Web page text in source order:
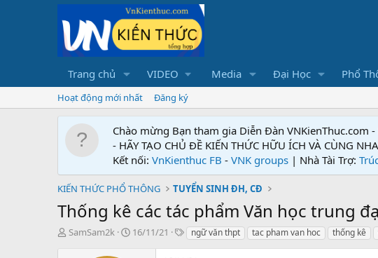
Trang chủ VIDEO Media Đại Học Phổ
Hoạt động mới nhất Đăng ký
Chào mừng Bạn tham gia Diễn Đàn VNKienThuc.com -
- HÃY TẠO CHỦ ĐỀ KIẾN THỨC HỮU ÍCH VÀ CÙNG
Kết nối: VnKienthuc FB - VNK groups | Nhà Tài Trợ:
KIẾN THỨC PHỔ THÔNG TUYỂN SINH ĐH, CĐ
Thống kê các tác phẩm Văn học trung
T
SamSam2k
N
16/11/21
Tngữ văn thpt tac pham van hoc thống kê